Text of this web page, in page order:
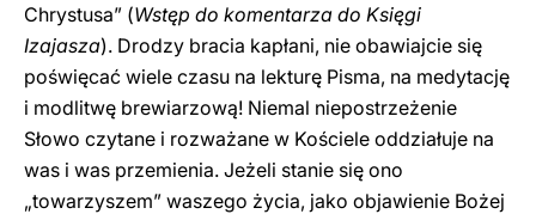
Chrystusa” (Wstęp do komentarza do Księgi
Izajasza). Drodzy bracia kapłani, nie obawiajcie się
poświęcać wiele czasu na lekturę Pisma, na medytację
i modlitwę brewiarzową! Niemal niepostrzeżenie
Słowo czytane i rozważane w Kościele oddziałuje na
was i was przemienia. Jeżeli stanie się ono
„towarzyszem” waszego życia, jako objawienie Bożej